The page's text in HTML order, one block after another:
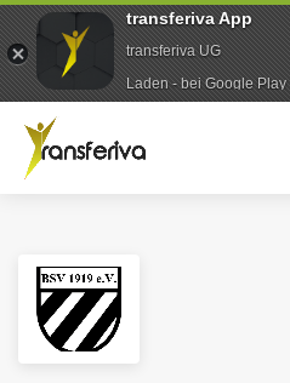
transferiva App
transferiva UG
Laden - bei Google Play